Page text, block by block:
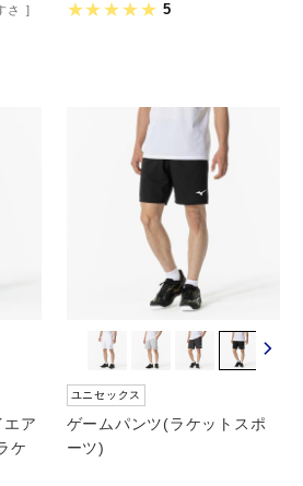
さ
5
エア
ケ
ユニセックス
ゲームパンツ(ラケットスポ
ーツ)